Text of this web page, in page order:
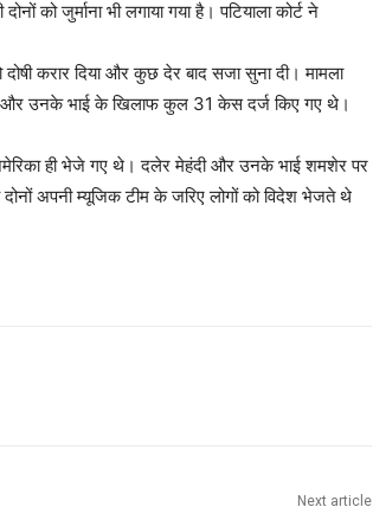
को जुर्माना भी लगाया गया है। पटियाला कोर्ट ने
करार दिया और कुछ देर बाद सजा सुना दी। मामला
उनके भाई के खिलाफ कुल 31 केस दर्ज किए गए थे।
ही भेजे गए थे। दलेर मेहंदी और उनके भाई शमशेर पर
अपनी म्यूजिक टीम के जरिए लोगों को विदेश भेजते थे
Next article